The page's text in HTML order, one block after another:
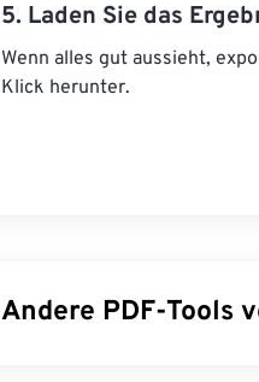
5. Laden Sie das
Wenn alles gut aussieht,
Klick herunter.
Andere PDF-Tools